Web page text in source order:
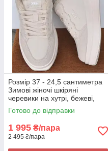
Розмір 37 - 24,5 сантиметра
Зимові жіночі шкіряні
черевики на хутрі, бежеві,
легкі та зручні Restime 24380
Готово до відправки
1 995 ₴/пара
2 495 ₴/пара